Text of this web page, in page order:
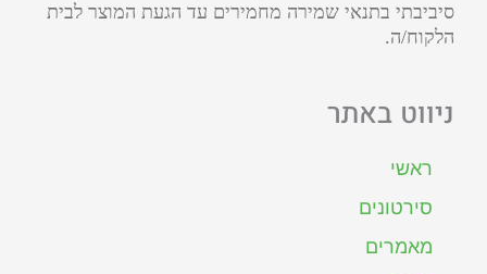
סיביבתי בתנאי שמירה מחמירים עד הגעת המוצר לבית
הלקוח/ה.
ניווט באתר
ראשי
סירטונים
מאמרים